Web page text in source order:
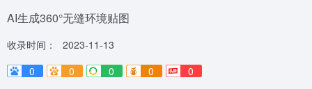
AI生成360°无缝环境贴图
收录时间：
2023-11-13
0
0 0 0 0